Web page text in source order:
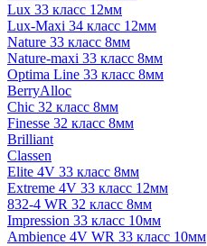
Lux 33 класс 12мм
Lux-Maxi 34 класс 12мм
Nature 33 класс 8мм
Nature-maxi 33 класс 8мм
Optima Line 33 класс 8мм
BerryAlloc
Chic 32 класс 8мм
Finesse 32 класс 8мм
Brilliant
Classen
Elite 4V 33 класс 8мм
Extreme 4V 33 класс 12мм
832-4 WR 32 класс 8мм
Impression 33 класс 10мм
Ambience 4V WR 33 класс 10мм